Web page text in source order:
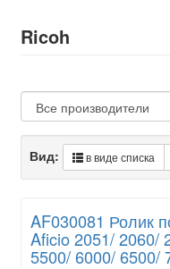
Ricoh
Вид: в виде списка
AF030081 Ролик
Aficio 2051/ 2060/
5500/ 6000/ 6500/